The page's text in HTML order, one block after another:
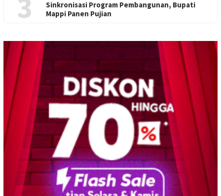
Sinkronisasi Program Pembangunan, Bupati
Mappi Panen Pujian